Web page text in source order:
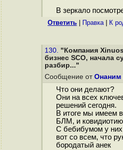
В зеркало
Ответить Правка| К
130. "Компания
бизнес SCO, начала
разбир..."
Сообщение от Онаним
Что они делают?
Они на всех
решений сегодня.
В итоге мы имеем
БЛМ, и
С бебибумом у них
вот со всем, что
бородатый анек